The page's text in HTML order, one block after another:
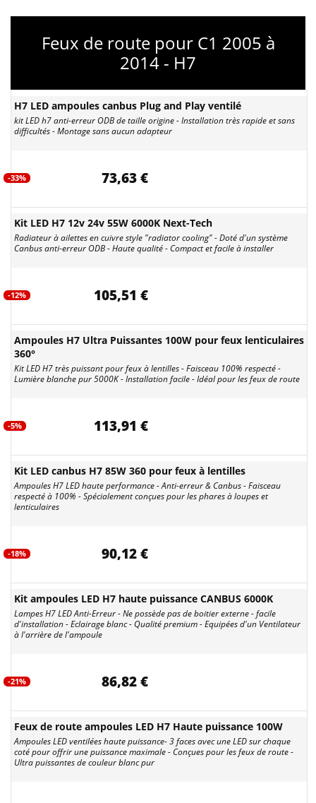
Feux de route pour C1 2005 à
2014 - H7
H7 LED ampoules canbus Plug and Play ventilé
kit LED h7 anti-erreur ODB de taille origine - Installation très rapide et sans
difficultés - Montage sans aucun adapteur
-33% 73,63 €
Kit LED H7 12v 24v 55W 6000K Next-Tech
Radiateur à ailettes en cuivre style "radiator cooling" - Doté d'un système
Canbus anti-erreur ODB - Haute qualité - Compact et facile à installer
-12% 105,51 €
Ampoules H7 Ultra Puissantes 100W pour feux lenticulaires
360°
Kit LED H7 très puissant pour feux à lentilles - Faisceau 100% respecté -
Lumière blanche pur 5000K - Installation facile - Idéal pour les feux de route
-5% 113,91 €
Kit LED canbus H7 85W 360 pour feux à lentilles
Ampoules H7 LED haute performance - Anti-erreur & Canbus - Faisceau
respecté à 100% - Spécialement conçues pour les phares à loupes et
lenticulaires
-18% 90,12 €
Kit ampoules LED H7 haute puissance CANBUS 6000K
Lampes H7 LED Anti-Erreur - Ne possède pas de boitier externe - facile
d'installation - Eclairage blanc - Qualité premium - Equipées d'un Ventilateur
à l'arrière de l'ampoule
-21% 86,82 €
Feux de route ampoules LED H7 Haute puissance 100W
Ampoules LED ventilées haute puissance- 3 faces avec une LED sur chaque
coté pour offrir une puissance maximale - Conçues pour les feux de route -
Ultra puissantes de couleur blanc pur